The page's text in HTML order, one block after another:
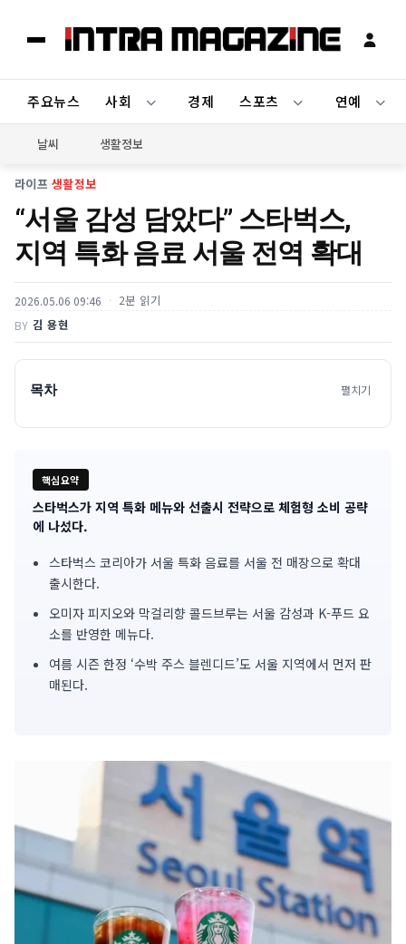
주요뉴스 사회 경제 스포츠 연예
날씨 생활정보
라이프›생활정보
“서울 감성 담았다” 스타벅스,
지역 특화 음료 서울 전역 확대
2026.05.06 09:46 2분 읽기
BY 김 용현
목차 펼치기
핵심요약
기
심
스타벅스가 지역 특화 메뉴와 선출시 전략으로 체험형 소비 공략
에 나섰다.
스타벅스 코리아가 서울 특화 음료를 서울 전 매장으로 확대
출시한다.
오미자 피지오와 막걸리향 콜드브루는 서울 감성과 K-푸드 요
소를 반영한 메뉴다.
여름 시즌 한정 ‘수박 주스 블렌디드’도 서울 지역에서 먼저 판
매된다.